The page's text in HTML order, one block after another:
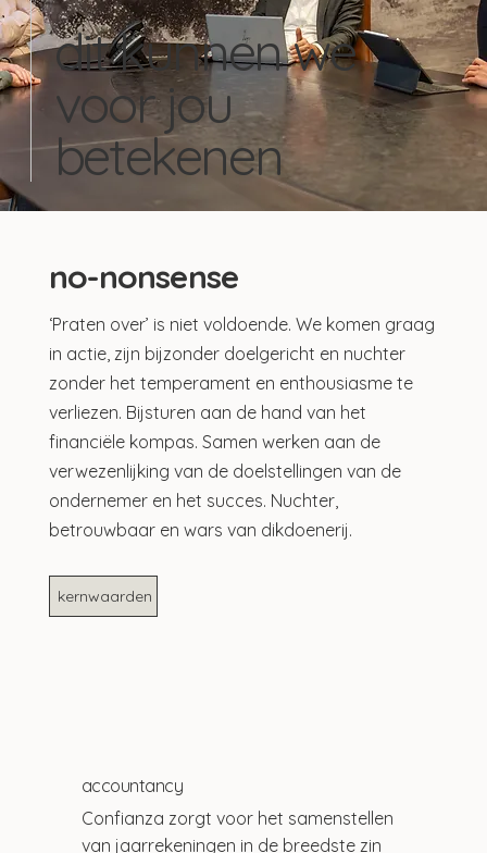
dit kunnen we
voor jou
betekenen
no-nonsense
‘Praten over’ is niet voldoende. We komen graag
in actie, zijn bijzonder doelgericht en nuchter
zonder het temperament en enthousiasme te
verliezen. Bijsturen aan de hand van het
financiële kompas. Samen werken aan de
verwezenlijking van de doelstellingen van de
ondernemer en het succes. Nuchter,
betrouwbaar en wars van dikdoenerij.
kernwaarden
accountancy
Confianza zorgt voor het samenstellen
van jaarrekeningen in de breedste zin